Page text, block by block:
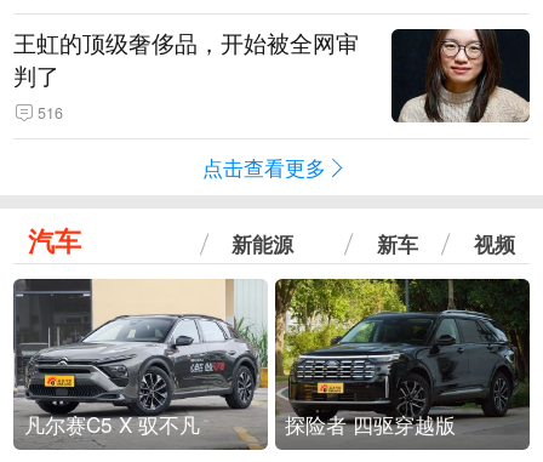
王虹的顶级奢侈品，开始被全网审
判了
516
点击查看更多
汽车 新能源 新车 视频
凡尔赛C5 X 驭不凡 探险者 四驱穿越版